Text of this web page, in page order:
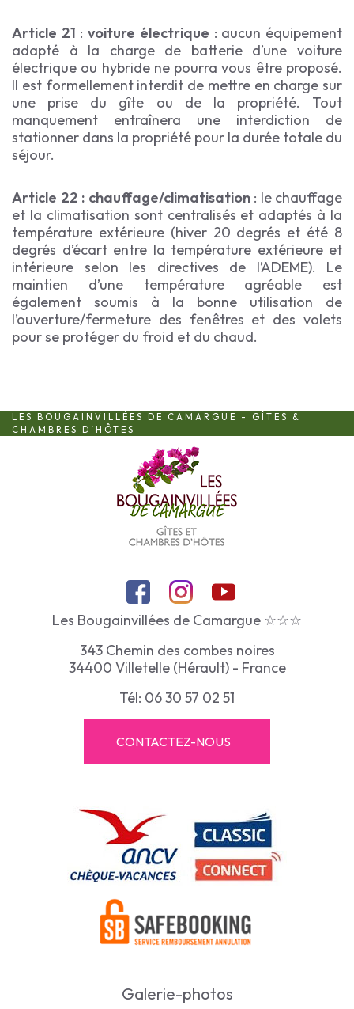
Article 21 :voiture électrique : aucun équipement
adapté à la charge de batterie d’une voiture
électrique ou hybride ne pourra vous être proposé.
Il est formellement interdit de mettre en charge sur
une prise du gîte ou de la propriété. Tout
manquement entraînera une interdiction de
stationner dans la propriété pour la durée totale du
séjour.
Article 22 : chauffage/climatisation: le chauffage
et la climatisation sont centralisés et adaptés à la
température extérieure (hiver 20 degrés et été 8
degrés d’écart entre la température extérieure et
intérieure selon les directives de l’ADEME). Le
maintien d’une température agréable est
également soumis à la bonne utilisation de
l’ouverture/fermeture des fenêtres et des volets
pour se protéger du froid et du chaud.
LES BOUGAINVILLÉES DE CAMARGUE - GÎTES &
CHAMBRES D’HÔTES
Les Bougainvillées de Camargue ☆☆☆
343 Chemin des combes noires
34400 Villetelle (Hérault) - France
Tél: 06 30 57 02 51
CONTACTEZ-NOUS
Galerie-photos